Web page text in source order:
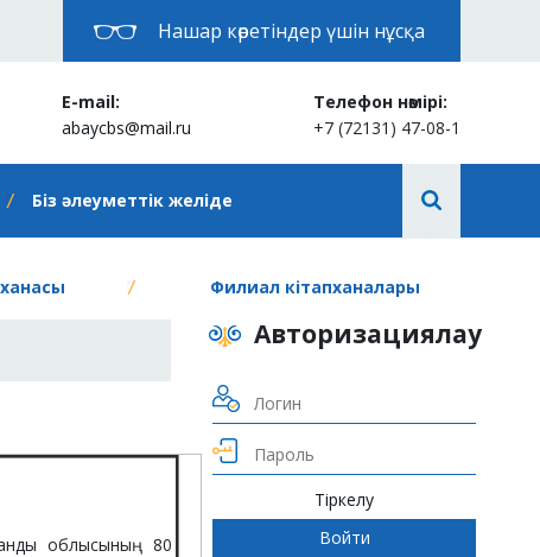
Нашар көретіндер үшін нұсқа
E-mail:
abaycbs@mail.ru
Телефон нөмірі:
+7 (72131) 47-08-1
Біз әлеуметтік желіде
Филиал кітапханалары
облысының 80
Авторизациялау
Тіркелу